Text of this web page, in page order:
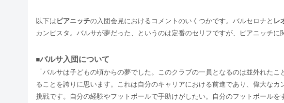
以下はピアニッチの入団会見におけるコメントのいくつかです。バルセロナと レ
カンピスタ。バルサが夢だった、というのは定番のセリフですが、ピアニッチに
■バルサ入団について
「バルサは子どもの頃からの夢でした。このクラブの一員となるのは並外れた
ることを誇りに思います。これは自分のキャリアにおける前進であり、偉大な
挑戦です。自分の経験やフットボールで手助けがしたい。自分のフットボール